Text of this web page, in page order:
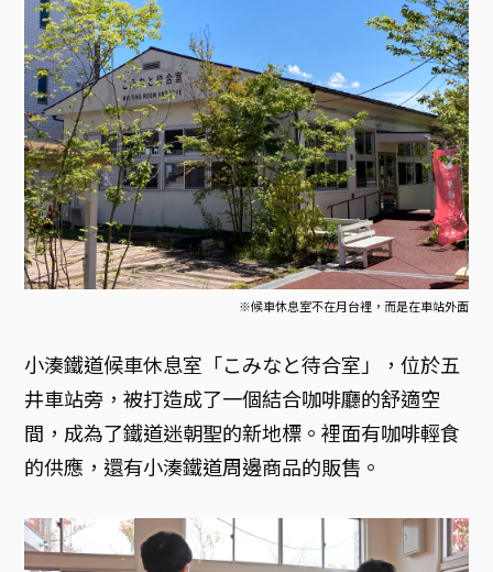
※候車休息室不在月台裡，而是在車站外面
小湊鐵道候車休息室「こみなと待合室」，位於五
井車站旁，被打造成了一個結合咖啡廳的舒適空
間，成為了鐵道迷朝聖的新地標。裡面有咖啡輕食
的供應，還有小湊鐵道周邊商品的販售。